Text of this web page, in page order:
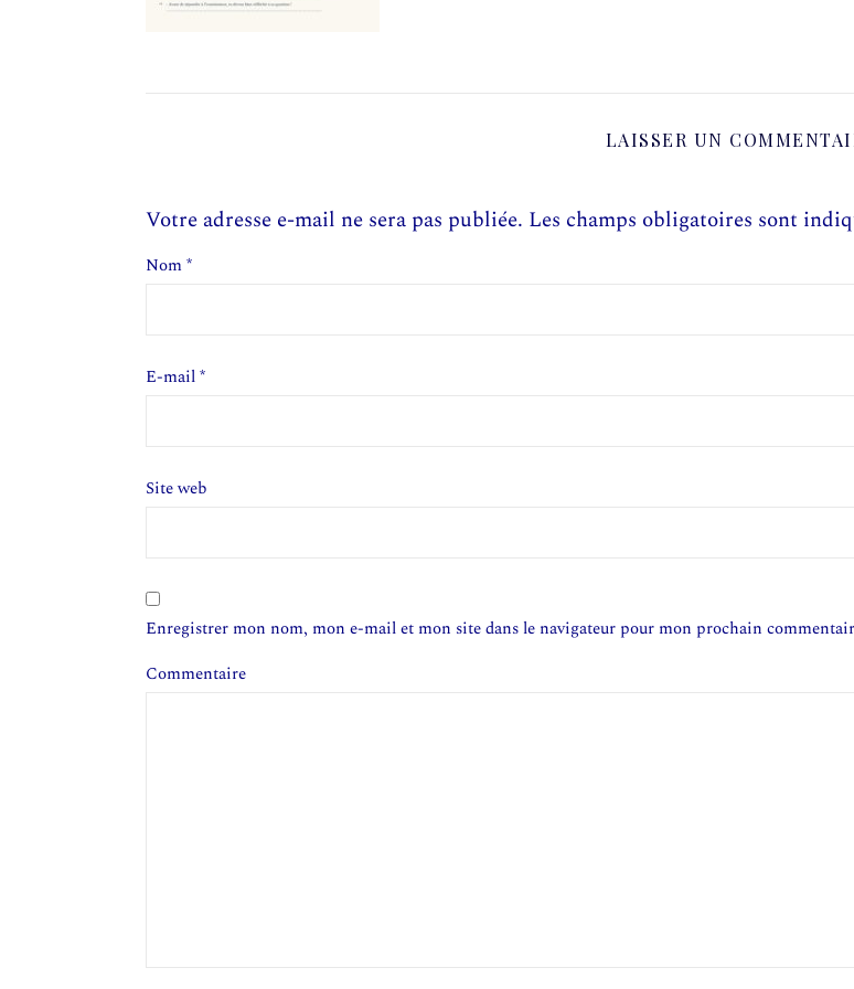
LAISSER UN
Votre adresse e-mail ne sera pas publiée. Les champs obligatoires sont
Nom*
E-mail*
Site web
Enregistrer mon nom, mon e-mail et mon site dans le navigateur pour mon prochain
Commentaire